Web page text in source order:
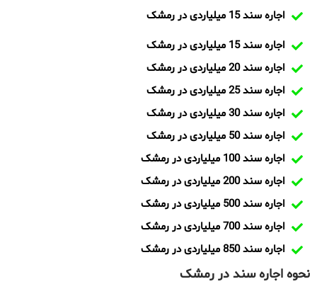
اجاره سند 15 میلیاردی در رمشک
اجاره سند 15 میلیاردی در رمشک
اجاره سند 20 میلیاردی در رمشک
اجاره سند 25 میلیاردی در رمشک
اجاره سند 30 میلیاردی در رمشک
اجاره سند 50 میلیاردی در رمشک
اجاره سند 100 میلیاردی در رمشک
اجاره سند 200 میلیاردی در رمشک
اجاره سند 500 میلیاردی در رمشک
اجاره سند 700 میلیاردی در رمشک
اجاره سند 850 میلیاردی در رمشک
نحوه اجاره سند در رمشک